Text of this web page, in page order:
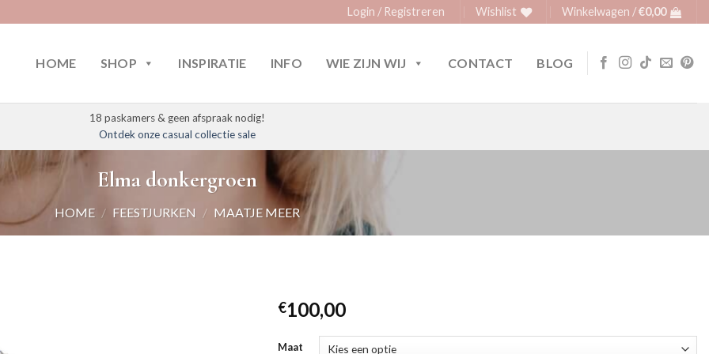
Login / Registreren Wishlist Winkelwagen /€0,00
HOME SHOP INSPIRATIE INFO WIE ZIJN WIJ CONTACT BLOG
18 paskamers & geen afspraak nodig!
Ontdek onze casual collectie sale
Elma donkergroen
HOME / FEESTJURKEN / MAATJE MEER
€100,00
Maat